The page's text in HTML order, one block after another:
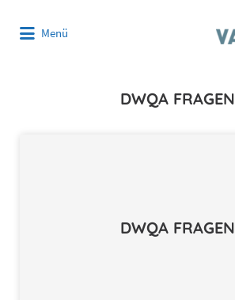
Menü
DWQA FRAGEN
DWQA FRAGEN